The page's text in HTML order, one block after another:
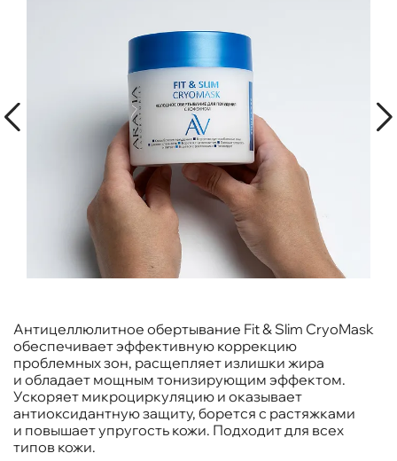
Антицеллюлитное обертывание Fit & Slim CryoMask
обеспечивает эффективную коррекцию
проблемных зон, расщепляет излишки жира
и обладает мощным тонизирующим эффектом.
Ускоряет микроциркуляцию и оказывает
антиоксидантную защиту, борется с растяжками
и повышает упругость кожи. Подходит для всех
типов кожи.